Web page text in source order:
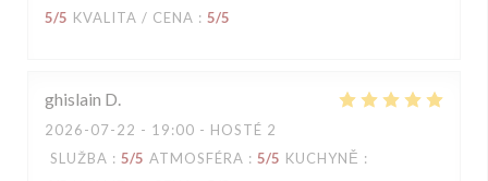
5/5 KVALITA / CENA : 5/5
ghislain D
2026-07-22 - 19:00 - HOSTÉ 2
SLUŽBA : 5/5 ATMOSFÉRA : 5/5 KUCHYNĚ :